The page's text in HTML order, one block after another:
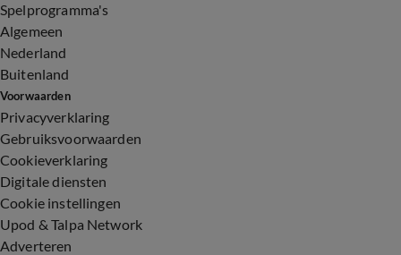
Spelprogramma's
Algemeen
Nederland
Buitenland
Voorwaarden
Privacyverklaring
Gebruiksvoorwaarden
Cookieverklaring
Digitale diensten
Cookie instellingen
Upod & Talpa Network
Adverteren